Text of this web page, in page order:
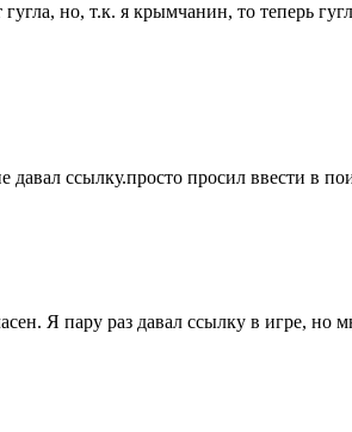
но, т.к. я крымчанин, то теперь
давал ссылку.просто просил ввести в
Я пару раз давал ссылку в игре, но